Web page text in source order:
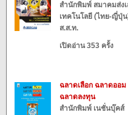
สำนักพิมพ์ สมาคมส่ง
เทคโนโลยี (ไทย-ญี่ปุ่
ส.ส.ท.
เปิดอ่าน 353 ครั้ง
ฉลาดเลือก ฉลาดออม
ฉลาดลงทุน
สำนักพิมพ์ เนชั่นบุ๊คส์